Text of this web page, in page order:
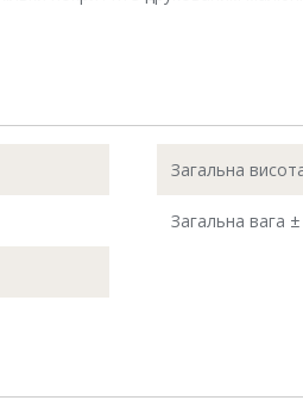
Загальна
Загальна вага